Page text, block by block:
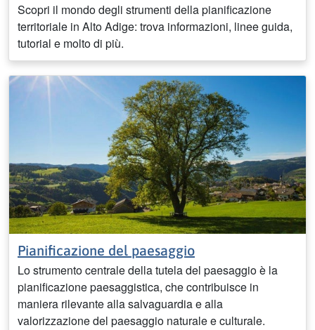
Scopri il mondo degli strumenti della pianificazione
territoriale in Alto Adige: trova informazioni, linee guida,
tutorial e molto di più.
Pianificazione del paesaggio
Lo strumento centrale della tutela del paesaggio è la
pianificazione paesaggistica, che contribuisce in
maniera rilevante alla salvaguardia e alla
valorizzazione del paesaggio naturale e culturale.